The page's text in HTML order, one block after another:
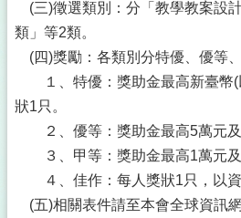
(三)徵選類別：分「教學教案設
類」等2類。
(四)獎勵：各類別分特優、優等
１、特優：獎助金最高新臺幣(
狀1只。
２、優等：獎助金最高5萬元及
３、甲等：獎助金最高1萬元及
４、佳作：每人獎狀1只，以資
(五)相關表件請至本會全球資訊